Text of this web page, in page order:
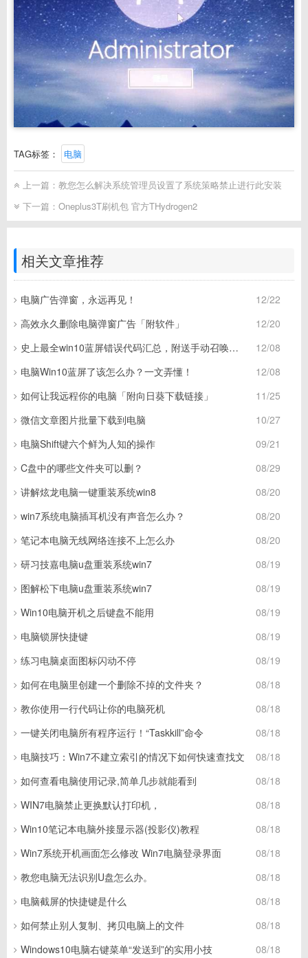
TAG标签： 电脑
上一篇： 教您怎么解决系统管理员设置了系统策略禁止进行此安装
下一篇： Oneplus3T刷机包 官方THydrogen2
相关文章推荐
12/22
电脑广告弹窗，永远再见！
12/20
高效永久删除电脑弹窗广告「附软件」
12/08
史上最全win10蓝屏错误代码汇总，附送手动召唤蓝屏技能！
12/08
电脑Win10蓝屏了该怎么办？一文弄懂！
11/25
如何让我远程你的电脑「附向日葵下载链接」
10/27
微信文章图片批量下载到电脑
09/21
电脑Shift键六个鲜为人知的操作
08/29
C盘中的哪些文件夹可以删？
08/20
讲解炫龙电脑一键重装系统win8
08/20
win7系统电脑插耳机没有声音怎么办？
08/20
笔记本电脑无线网络连接不上怎么办
08/19
研习技嘉电脑u盘重装系统win7
08/19
图解松下电脑u盘重装系统win7
08/19
Win10电脑开机之后键盘不能用
08/19
电脑锁屏快捷键
08/19
练习电脑桌面图标闪动不停
08/18
如何在电脑里创建一个删除不掉的文件夹？
08/18
教你使用一行代码让你的电脑死机
08/18
一键关闭电脑所有程序运行！“Taskkill”命令
08/18
电脑技巧：Win7不建立索引的情况下如何快速查找文
08/18
如何查看电脑使用记录,简单几步就能看到
08/18
WIN7电脑禁止更换默认打印机，
08/18
Win10笔记本电脑外接显示器(投影仪)教程
08/18
Win7系统开机画面怎么修改 Win7电脑登录界面
08/18
教您电脑无法识别U盘怎么办。
08/18
电脑截屏的快捷键是什么
08/18
如何禁止别人复制、拷贝电脑上的文件
08/18
Windows10电脑右键菜单“发送到”的实用小技